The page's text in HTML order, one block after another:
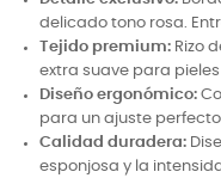
delicado tono rosa.
Tejido premium: Rizo
extra suave para pieles
Diseño ergonómico:
para un ajuste
Calidad duradera:
esponjosa y la